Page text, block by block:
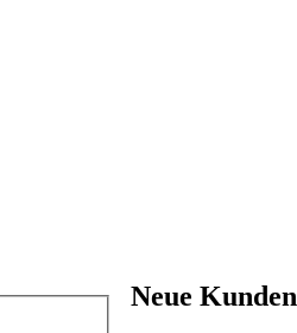
Neue Kunden